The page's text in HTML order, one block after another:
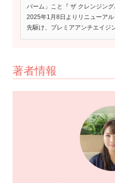
バーム」こと『 ザ クレンジン
2025年1月8日よりリニューア
先駆け、プレミアアンチエイジ
著者情報